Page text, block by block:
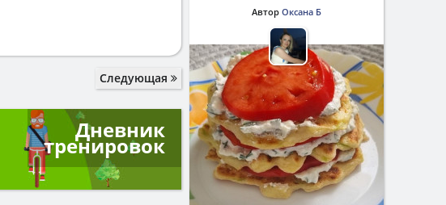
Следующая
Дневник
тренировок
Автор Оксана Б